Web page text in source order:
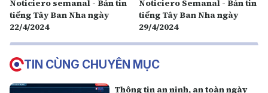
Noticiero semanal - Bản tin
tiếng Tây Ban Nha ngày
22/4/2024
Noticiero Semanal - Bản tin
tiếng Tây Ban Nha ngày
29/4/2024
TIN CÙNG CHUYÊN MỤC
Thông tin an ninh, an toàn ngày